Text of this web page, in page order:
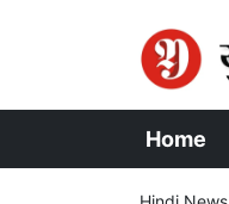
Home